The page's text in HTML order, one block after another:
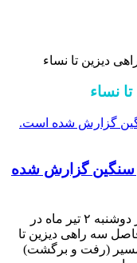
دیزین تا نساء
نساء
سنگین گزارش شده
محمودآباد آنلاین : آمد و شد خودرو‌ها امروز دوشنبه ۲ تیر ماه در
سه راهی دیزین تا
مسیر (رفت و برگشت)